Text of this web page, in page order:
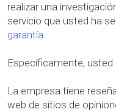
realizar una
servicio que usted ha
garantía.
Específicamente,
La empresa tiene
web de sitios de